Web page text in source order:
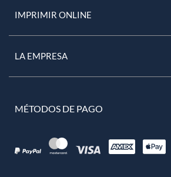
IMPRIMIR ONLINE
LA EMPRESA
MÉTODOS DE PAGO